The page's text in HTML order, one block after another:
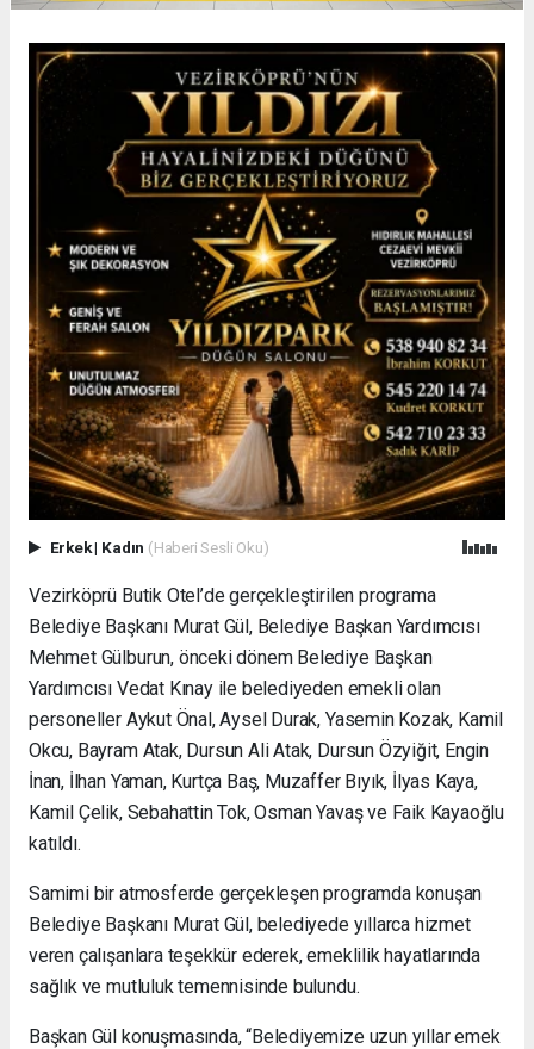
Erkek| Kadın (Haberi Sesli Oku)
Vezirköprü Butik Otel’de gerçekleştirilen programa
Belediye Başkanı Murat Gül, Belediye Başkan Yardımcısı
Mehmet Gülburun, önceki dönem Belediye Başkan
Yardımcısı Vedat Kınay ile belediyeden emekli olan
personeller Aykut Önal, Aysel Durak, Yasemin Kozak, Kamil
Okcu, Bayram Atak, Dursun Ali Atak, Dursun Özyiğit, Engin
İnan, İlhan Yaman, Kurtça Baş, Muzaffer Bıyık, İlyas Kaya,
Kamil Çelik, Sebahattin Tok, Osman Yavaş ve Faik Kayaoğlu
katıldı.
Samimi bir atmosferde gerçekleşen programda konuşan
Belediye Başkanı Murat Gül, belediyede yıllarca hizmet
veren çalışanlara teşekkür ederek, emeklilik hayatlarında
sağlık ve mutluluk temennisinde bulundu.
Başkan Gül konuşmasında, “Belediyemize uzun yıllar emek